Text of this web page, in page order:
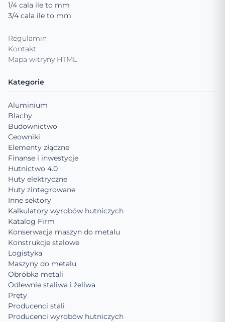
1/4 cala ile to mm
3/4 cala ile to mm
Regulamin
Kontakt
Mapa witryny HTML
Kategorie
Aluminium
Blachy
Budownictwo
Ceowniki
Elementy złączne
Finanse i inwestycje
Hutnictwo 4.0
Huty elektryczne
Huty zintegrowane
Inne sektory
Kalkulatory wyrobów hutniczych
Katalog Firm
Konserwacja maszyn do metalu
Konstrukcje stalowe
Logistyka
Maszyny do metalu
Obróbka metali
Odlewnie staliwa i żeliwa
Pręty
Producenci stali
Producenci wyrobów hutniczych